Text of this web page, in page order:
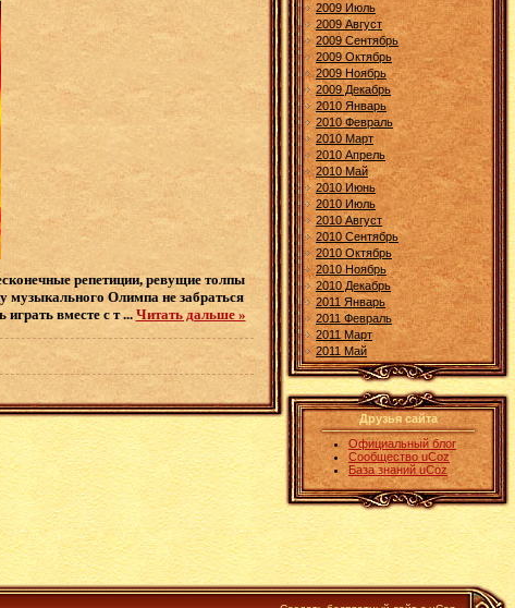
репетиции, ревущие толпы
музыкального Олимпа не забраться
вместе с т... Читать дальше »
2009 Июль
2009 Август
2009 Сентябрь
2009 Октябрь
2009 Ноябрь
2009 Декабрь
2010 Январь
2010 Февраль
2010 Март
2010 Апрель
2010 Май
2010 Июнь
2010 Июль
2010 Август
2010 Сентябрь
2010 Октябрь
2010 Ноябрь
2010 Декабрь
2011 Январь
2011 Февраль
2011 Март
2011 Май
Друзья сайта
Официальный блог
Сообщество uCoz
База знаний uCoz